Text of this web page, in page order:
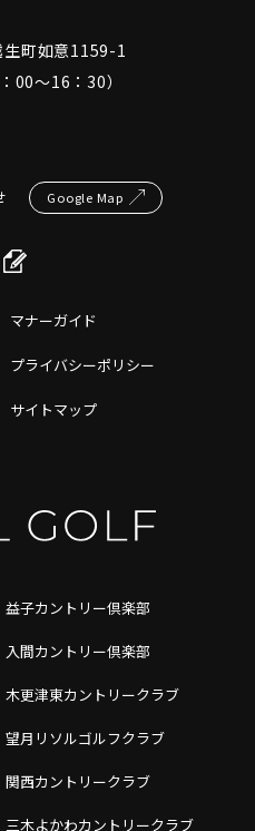
町如意1159-1
00～16：30）
Google Map
マナーガイド
プライバシーポリシー
サイトマップ
益子カントリー倶楽部
入間カントリー倶楽部
木更津東カントリークラブ
望月リソルゴルフクラブ
関西カントリークラブ
三木よかわカントリークラブ